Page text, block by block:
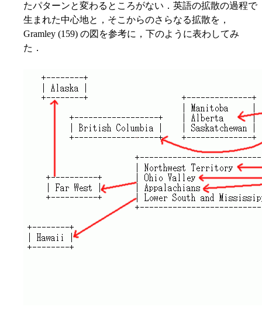
たパターンと変わるところがない．英語の拡散の過程で
生まれた中心地と，そこからのさらなる拡散を，
Gramley (159) の図を参考に，下のように表わしてみ
た．